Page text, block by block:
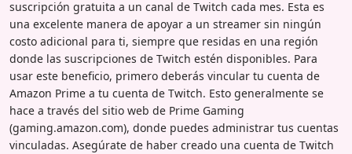
suscripción gratuita a un canal de Twitch cada mes. Esta es
una excelente manera de apoyar a un streamer sin ningún
costo adicional para ti, siempre que residas en una región
donde las suscripciones de Twitch estén disponibles. Para
usar este beneficio, primero deberás vincular tu cuenta de
Amazon Prime a tu cuenta de Twitch. Esto generalmente se
hace a través del sitio web de Prime Gaming
(gaming.amazon.com), donde puedes administrar tus cuentas
vinculadas. Asegúrate de haber creado una cuenta de Twitch